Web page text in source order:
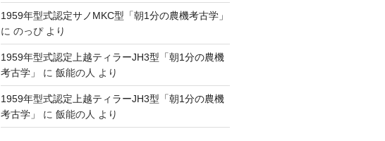
1959年型式認定サノMKC型「朝1分の農機考古学」
に のっぴより
1959年型式認定上越ティラーJH3型「朝1分の農機
考古学」
に 飯能の人 より
1959年型式認定上越ティラーJH3型「朝1分の農機
考古学」
に 飯能の人 より